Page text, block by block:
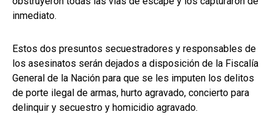
inmediato.
Estos dos presuntos secuestradores y responsables de
los asesinatos serán dejados a disposición de la Fiscalía
General de la Nación para que se les imputen los delitos
de porte ilegal de armas, hurto agravado, concierto para
delinquir y secuestro y homicidio agravado.